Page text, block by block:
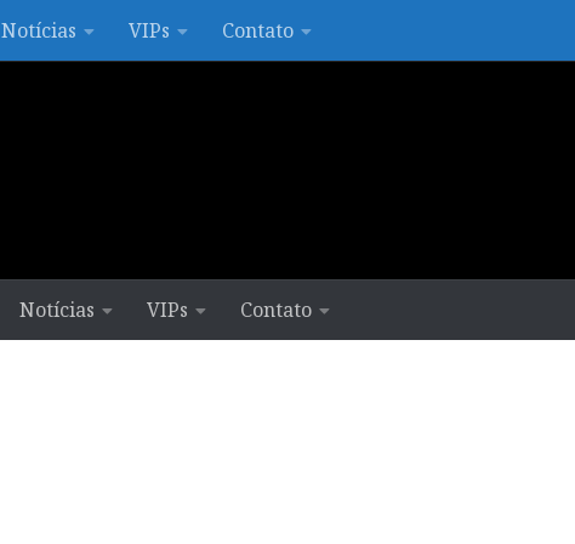
Notícias VIPs Contato
Notícias VIPs Contato